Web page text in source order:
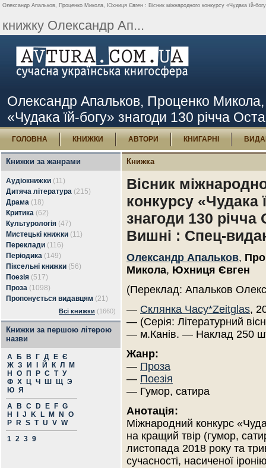
Олександр Апальков, Проценко Микола, Юхниця Євген : Вісник міжнародного конкурсу «Чудака їй-
книжку Олександр Ап...
Олександр Апальков, Проценко
«Чудака їй-богу» знагоди 130 річча
ГОЛОВНА КНИЖКИ АВТОРИ КНИГАРНІ
Книжки за жанрами
Аудіокнижки (11)
Дитяча література (215)
Драма (18)
Критика (62)
Культурологія (47)
Мистецькі книжки (11)
Переклади (116)
Періодика (149)
Піксельні книжки (56)
Поезія (517)
Проза (1098)
Пропонується видавцям (21)
Всі книжки (1660)
Книжки за першою літерою
назви
А Б В Г Д Е Є
Ж З И Й К Л
М
Н
О П Р С Т У
Ф Х Ц Ч Ш Щ Э
Ю Я
A
B C D E F G
H
J K L M N
O
P
R S T U V W
1 2 3 9
Книжка
Вісник
конкурсу «Чудака
знагоди 130 річча
Вишні : Спец-
Олександр Апальков,
Микола, Юхниця Євген
(Переклад: Апальков
— Склянка Часу*Zeitglas,
— (Серія: Літературний
— м.Канів. — Наклад 250
Жанр:
— Проза
— Поезія
— Гумор, сатира
Анотація:
Міжнародний конкурс
на кращий твір (гумор,
листопада 2018 року та
сучасності, насиченої